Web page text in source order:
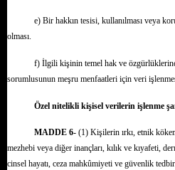
e) Bir hakkın tesisi, kullanılması veya
olması.
f) İlgili kişinin temel hak ve
sorumlusunun meşru menfaatleri için veri
Özel nitelikli kişisel verilerin işlenme
MADDE 6-(1) Kişilerin ırkı, etnik
mezhebi veya diğer inançları, kılık ve kıyafeti,
cinsel hayatı, ceza mahkûmiyeti ve güvenlik